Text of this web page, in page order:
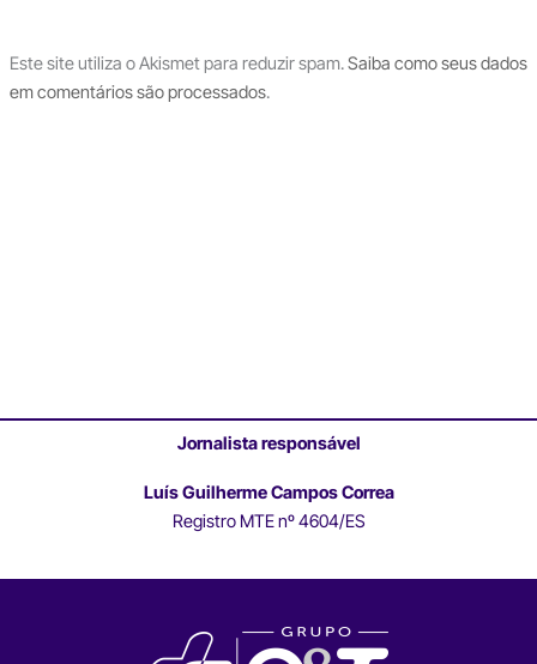
Este site utiliza o Akismet para reduzir spam.Saiba como seus dados
em comentários são processados.
Jornalista responsável
Luís Guilherme Campos Correa
Registro MTE nº 4604/ES